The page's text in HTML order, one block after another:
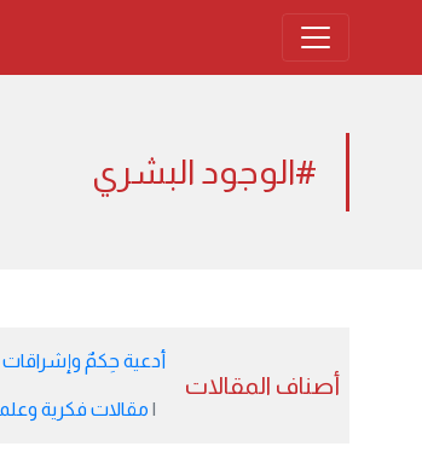
#الوجود البشري
أصناف المقالات
أدعية حِكمٌ وإشراقات
مقالات فكرية